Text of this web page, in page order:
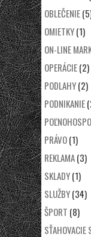
OBLEČENIE
OMIETKY(1)
ON-LINE
OPERÁCIE(2)
PODLAHY(2)
PODNIKANIE
PRÁVO(1)
REKLAMA(3)
SKLADY(1)
SLUŽBY(34)
ŠPORT (8)
SŤAHOVACIE